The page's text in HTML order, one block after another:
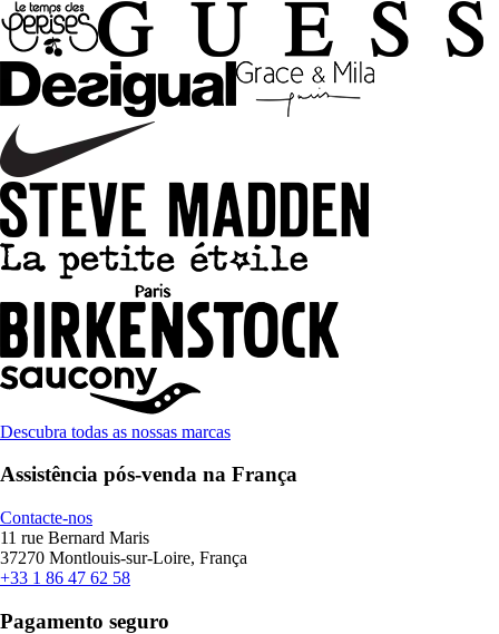
Descubra todas as nossas marcas
Assistência pós-venda na França
Contacte-nos
11 rue Bernard Maris
37270 Montlouis-sur-Loire, França
+33 1 86 47 62 58
Pagamento seguro